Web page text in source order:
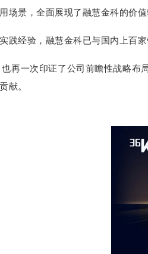
场景，全面展现了融慧金科的价
践经验，融慧金科已与国内上百
再一次印证了公司前瞻性战略
献。